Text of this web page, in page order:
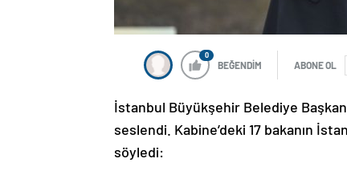
0
BEĞENDİM ABONE OL
İstanbul Büyükşehir Belediye
seslendi. Kabine’deki 17 bakanın
söyledi: